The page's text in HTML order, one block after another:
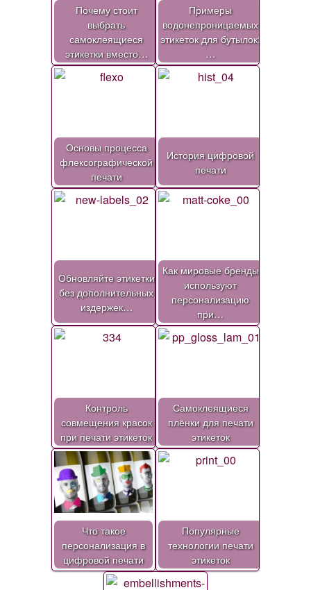
Почему стоит
выбрать
самоклеящиеся
этикетки вместо…
Примеры
водонепроницаемых
этикеток для бутылок:
…
Основы процесса
флексографической
печати
История цифровой
печати
Обновляйте этикетки
без дополнительных
издержек…
Как мировые бренды
используют
персонализацию
при…
Контроль
совмещения красок
при печати этикеток
Самоклеящиеся
плёнки для печати
этикеток
Что такое
персонализация в
цифровой печати
Популярные
технологии печати
этикеток